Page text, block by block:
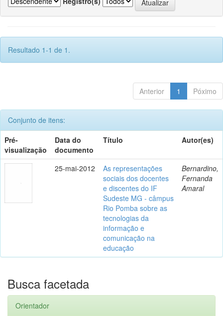
Resultado 1-1 de 1.
Anterior 1 Póximo
Conjunto de itens:
Pré-
visualização
Data do
documento
Título Autor(es)
25-mai-2012
As representações
sociais dos docentes
e discentes do IF
Sudeste MG - câmpus
Rio Pomba sobre as
tecnologias da
informação e
comunicação na
educação
Bernardino,
Fernanda
Amaral
Busca facetada
Orientador